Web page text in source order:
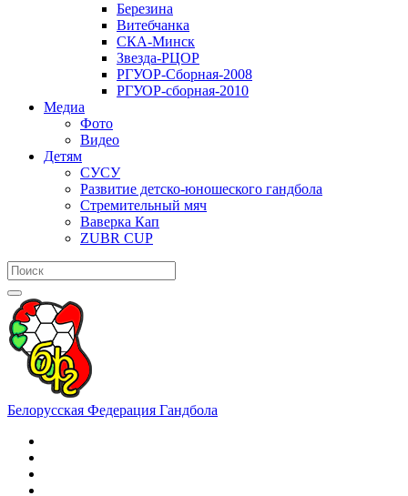
Березина
Витебчанка
СКА-Минск
Звезда-РЦОР
РГУОР-Сборная-2008
РГУОР-сборная-2010
Медиа
Фото
Видео
Детям
СУСУ
Развитие детско-юношеского гандбола
Стремительный мяч
Ваверка Кап
ZUBR CUP
Белорусская Федерация Гандбола